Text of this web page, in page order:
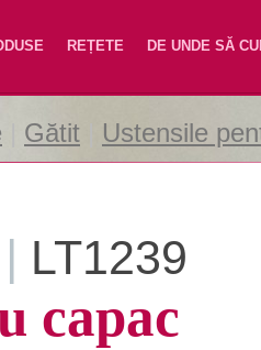
REȚETE DE UNDE SĂ
Gătit Ustensile
| LT1239
capac